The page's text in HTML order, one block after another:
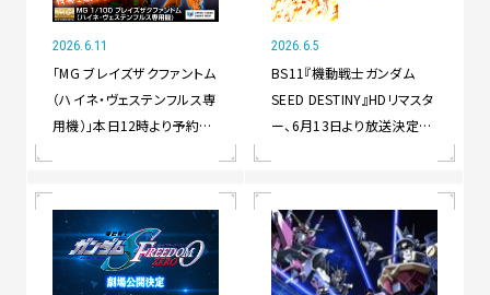
2026.6.11
「MG ブレイズザクファントム
（ハイネ・ヴェステンフルス専
用機）」本日12時より予約開
2026.6.5
BS11『機動戦士ガンダム
SEED DESTINY』HDリマスタ
ー、6月13日より放送決定！